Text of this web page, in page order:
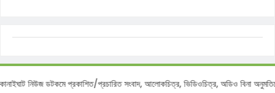
:কানাইঘাট নিউজ ডটকমে প্রকাশিত/প্রচারিত সংবাদ, আলোকচিত্র, ভিডিওচিত্র, অডিও